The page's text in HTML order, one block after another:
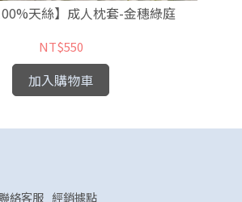
天絲】成人枕套-金穗綠庭
NT$550
加入購物車
絡客服 經銷據點